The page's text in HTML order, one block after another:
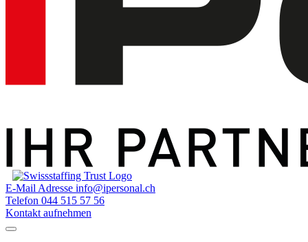
E-Mail Adresse info@ipersonal.ch
Telefon 044 515 57 56
Kontakt aufnehmen